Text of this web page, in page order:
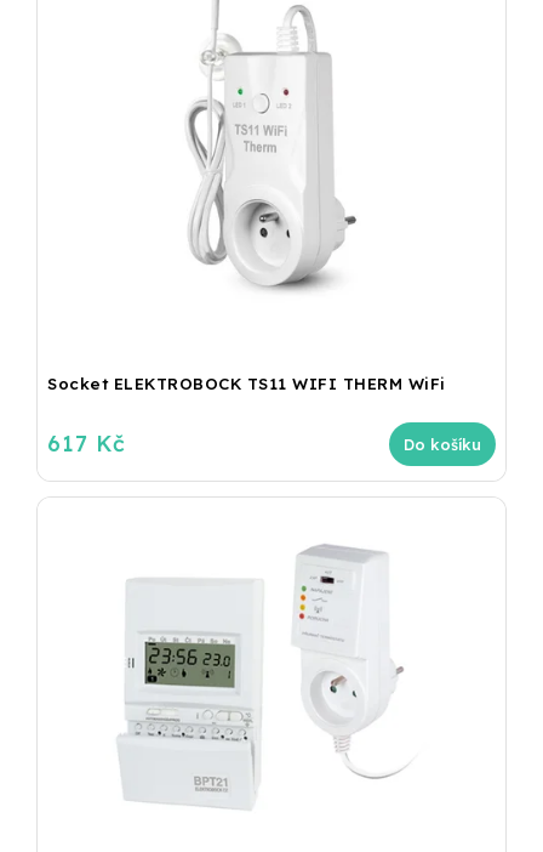
Socket ELEKTROBOCK TS11 WIFI THERM WiFi
617 Kč Do košíku